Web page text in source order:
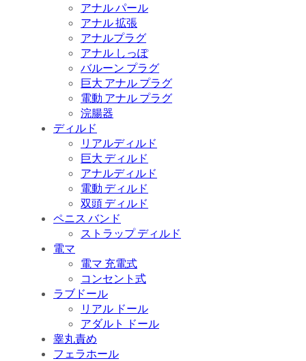
アナル パール
アナル 拡張
アナルプラグ
アナル しっぽ
バルーン プラグ
巨大 アナル プラグ
電動 アナル プラグ
浣腸器
ディルド
リアルディルド
巨大 ディルド
アナルディルド
電動 ディルド
双頭 ディルド
ペニス バンド
ストラップ ディルド
電マ
電マ 充電式
コンセント式
ラブドール
リアル ドール
アダルト ドール
睾丸責め
フェラホール